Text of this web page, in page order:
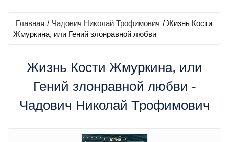
Главная / Чадович Николай Трофимович / Жизнь Кости
Жмуркина, или Гений злонравной любви
Жизнь Кости Жмуркина, или
Гений злонравной любви -
Чадович Николай Трофимович